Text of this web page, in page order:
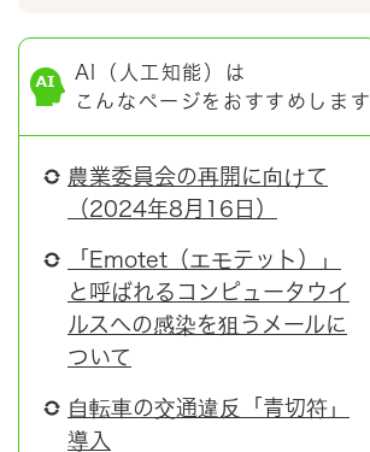
AI（人工知能）は
こんなページをおすすめします
農業委員会の再開に向けて
（2024年8月16日）
「Emotet（エモテット）」
と呼ばれるコンピュータウイ
ルスへの感染を狙うメールに
ついて
自転車の交通違反「青切符」
導入